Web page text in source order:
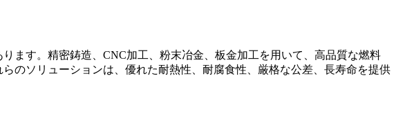
ます。精密鋳造、CNC加工、粉末冶金、板金加工を用いて、高品質な燃料
のソリューションは、優れた耐熱性、耐腐食性、厳格な公差、長寿命を提供